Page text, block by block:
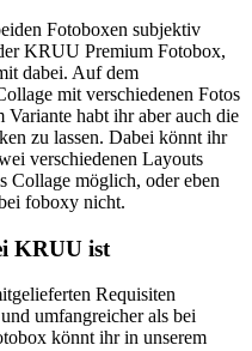
Fotoboxen subjektiv
KRUU Premium Fotobox,
dabei. Auf dem
mit verschiedenen Fotos
habt ihr aber auch die
zu lassen. Dabei könnt ihr
verschiedenen Layouts
Collage möglich, oder eben
foboxy nicht.
KRUU ist
Requisiten
umfangreicher als bei
könnt ihr in unserem